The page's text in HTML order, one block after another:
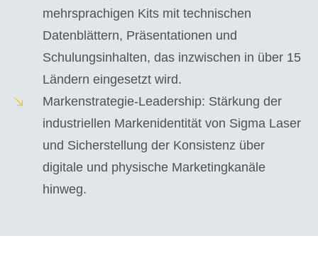
mehrsprachigen Kits mit technischen
Datenblättern, Präsentationen und
Schulungsinhalten, das inzwischen in über 15
Ländern eingesetzt wird.
Markenstrategie-Leadership: Stärkung der
industriellen Markenidentität von Sigma Laser
und Sicherstellung der Konsistenz über
digitale und physische Marketingkanäle
hinweg.